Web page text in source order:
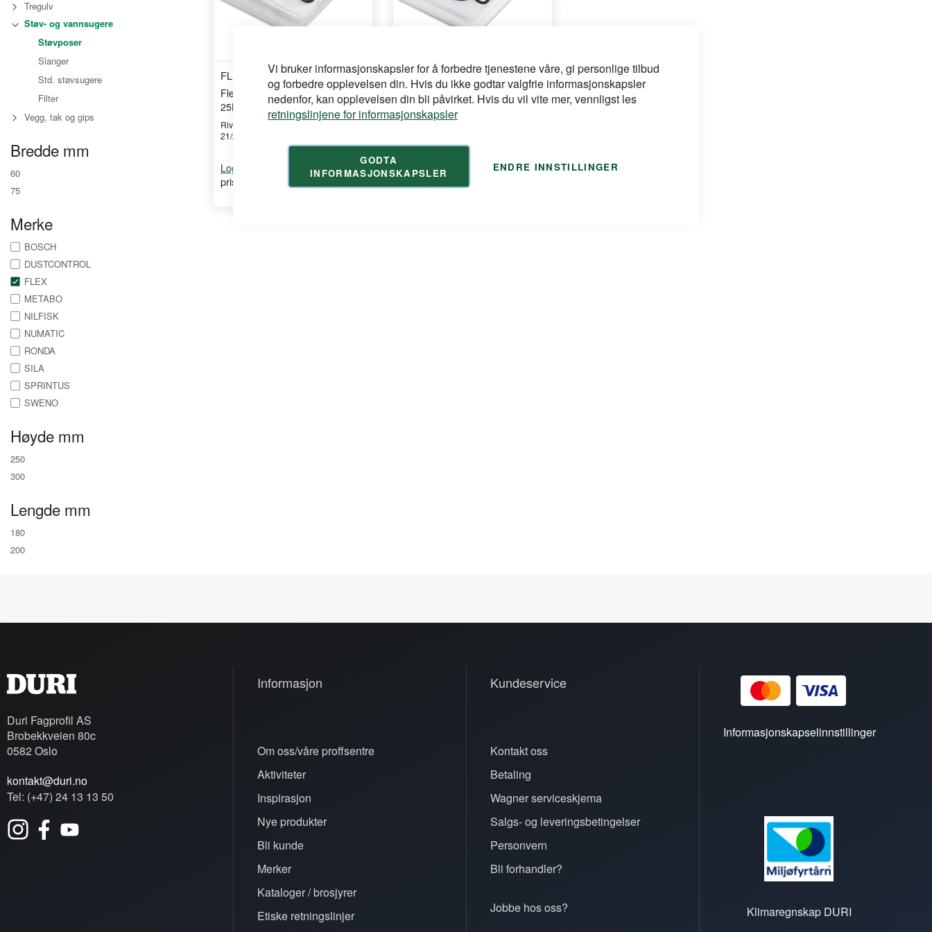
Vi bruker informasjonskapsler for å forbedre tjenestene våre, gi personlige tilbud
og forbedre opplevelsen din. Hvis du ikke godtar valgfrie informasjonskapsler
nedenfor, kan opplevelsen din bli påvirket. Hvis du vil vite mer, vennligst les
retningslinjene for informasjonskapsler
GODTA
INFORMASJONSKAPSLER
ENDRE INNSTILLINGER
FLEX
Flex Støvsugerpose Vlies 5Pk
25L,Vc21 L
Rivefast fleecepose for Flex VC
21/25/26 L støvsuge ...
Logg inn
for å se din
pris
FLEX
Støvsugerposer vce33/vce44
tekstil 5stk
Logg inn for å se din
pris
Tregulv
Støv- og vannsugere
Støvposer
Slanger
Std. støvsugere
Filter
Vegg, tak og gips
Bredde mm
60
75
Merke
BOSCH
DUSTCONTROL
FLEX
METABO
NILFISK
NUMATIC
RONDA
SILA
SPRINTUS
SWENO
Høyde mm
250
300
Lengde mm
180
200
Duri Fagprofil AS
Brobekkveien 80c
0582 Oslo
kontakt@duri.no
Tel: (+47) 24 13 13 50
Informasjon
Om oss/våre proffsentre
Aktiviteter
Inspirasjon
Nye produkter
Bli kunde
Merker
Kataloger / brosjyrer
Etiske retningslinjer
Kundeservice
Kontakt oss
Betaling
Wagner serviceskjema
Salgs- og leveringsbetingelser
Personvern
Bli forhandler?
Jobbe hos oss?
Informasjonskapselinnstillinger
Klimaregnskap DURI